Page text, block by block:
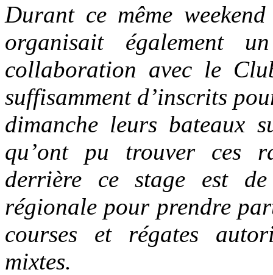
Durant ce même
organisait également
collaboration avec le
suffisamment d’inscrits
dimanche leurs
qu’ont pu trouver ces
derrière ce stage est
régionale pour prendre
courses et régates
mixtes.